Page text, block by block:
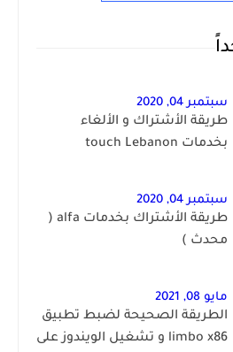
سبتمبر 04, 2020
طريقة الأشتراك و الألغاء
بخدمات touch Lebanon
سبتمبر 04, 2020
طريقة الأشتراك بخدمات alfa (
محدث )
مايو 08, 2021
الطريقة الصحيحة لضبط تطبيق
limbo x86 و تشغيل الويندوز على